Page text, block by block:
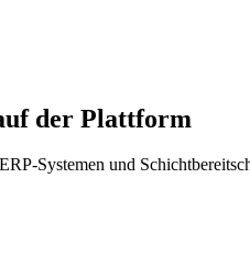
der Plattform
Systemen und